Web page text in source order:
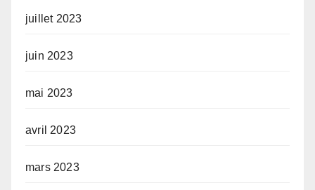
juillet 2023
juin 2023
mai 2023
avril 2023
mars 2023